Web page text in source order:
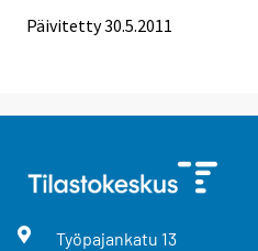
Päivitetty 30.5.2011
Työpajankatu 13